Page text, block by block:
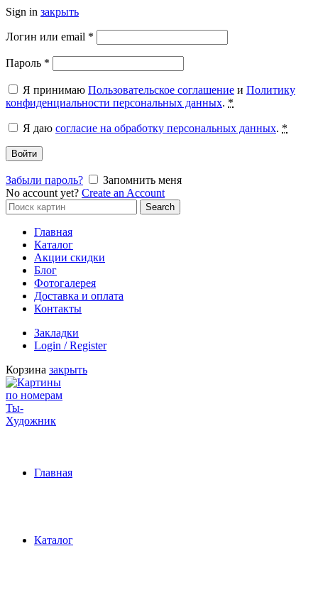
Sign in закрыть
Логин или email *
Пароль *
Я принимаю Пользовательское соглашение и Политику
конфиденциальности персональных данных. *
Я даю согласие на обработку персональных данных. *
Войти
Забыли пароль?
Запомнить меня
No account yet? Create an Account
Search
for:
Search
Главная
Каталог
Акции скидки
Блог
Фотогалерея
Доставка и оплата
Контакты
Закладки
Login / Register
Корзина закрыть
Главная
Каталог